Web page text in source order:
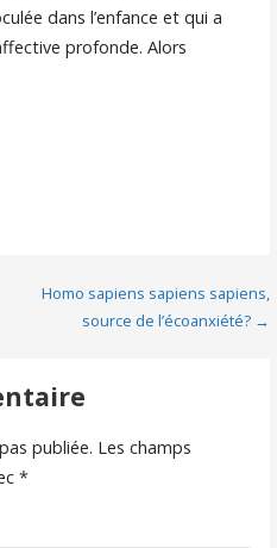
dans l’enfance et qui a
profonde. Alors
Homo sapiens sapiens sapiens,
source de l’écoanxiété? →
publiée. Les champs
*